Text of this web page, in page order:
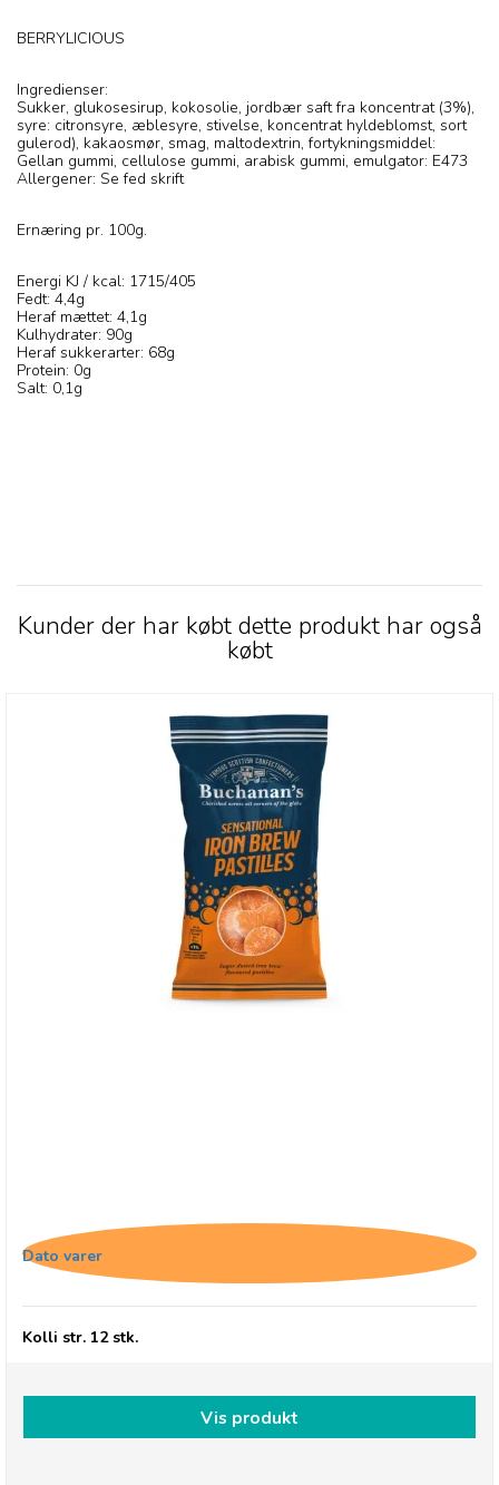
BERRYLICIOUS
Ingredienser:
Sukker, glukosesirup, kokosolie, jordbær saft fra koncentrat (3%),
syre: citronsyre, æblesyre, stivelse, koncentrat hyldeblomst, sort
gulerod), kakaosmør, smag, maltodextrin, fortykningsmiddel:
Gellan gummi, cellulose gummi, arabisk gummi, emulgator: E473
Allergener: Se fed skrift
Ernæring pr. 100g.
Energi KJ / kcal: 1715/405
Fedt: 4,4g
Heraf mættet: 4,1g
Kulhydrater: 90g
Heraf sukkerarter: 68g
Protein: 0g
Salt: 0,1g
Kunder der har købt dette produkt har også
købt
Dato varer
Kolli str. 12 stk.
Vis produkt